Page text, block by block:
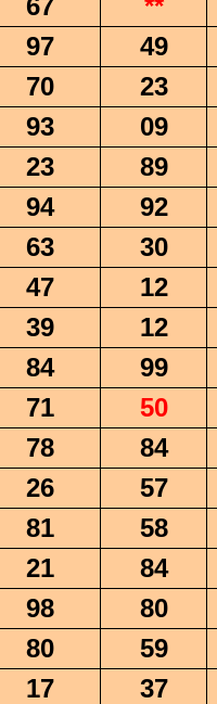
67 **
97 49
70 23
93 09
23 89
94 92
63 30
47 12
39 12
84 99
71 50
78 84
26 57
81 58
21 84
98 80
80 59
17 37